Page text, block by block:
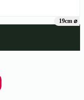
19cm ⌀